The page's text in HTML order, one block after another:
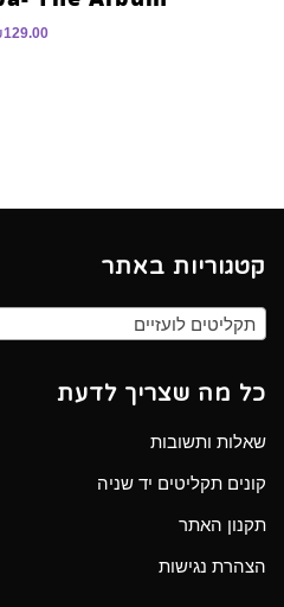
129.00
קטגוריות באתר
תקליטים לועזיים
כל מה שצריך לדעת
שאלות ותשובות
קונים תקליטים יד שניה
תקנון האתר
הצהרת נגישות